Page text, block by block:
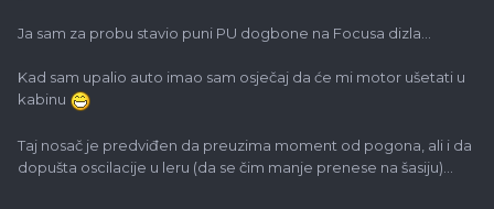
Ja sam za probu stavio puni PU dogbone na Focusa dizla...
Kad sam upalio auto imao sam osječaj da će mi motor ušetati u
kabinu
Taj nosač je predviđen da preuzima moment od pogona, ali i da
dopušta oscilacije u leru (da se čim manje prenese na šasiju)...